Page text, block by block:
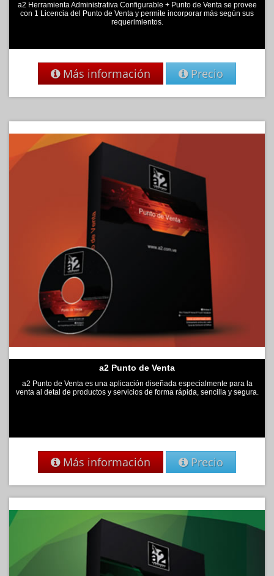
a2 Herramienta Administrativa Configurable + Punto de Venta se provee
con 1 Licencia del Punto de Venta y permite incorporar más según sus
requerimientos.
Más información Precio
a2 Punto de Venta
a2 Punto de Venta es una aplicación diseñada especialmente para la
venta al detal de productos y servicios de forma rápida, sencilla y segura.
Más información Precio